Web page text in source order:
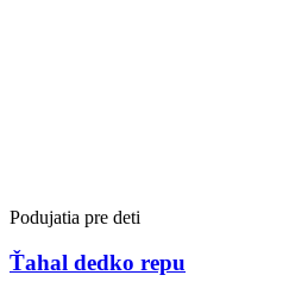
Podujatia pre deti
Ťahal dedko repu